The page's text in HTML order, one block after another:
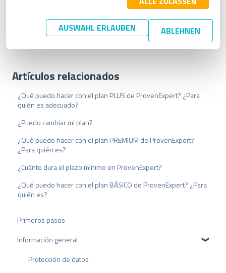
u
w
AUSWAHL ERLAUBEN ABLEHNEN
Artículos relacionados
¿Qué puedo hacer con el plan PLUS de ProvenExpert? ¿Para
quién es adecuado?
¿Puedo cambiar mi plan?
¿Qué puedo hacer con el plan PREMIUM de ProvenExpert?
¿Para quién es?
¿Cuánto dura el plazo mínimo en ProvenExpert?
¿Qué puedo hacer con el plan BÁSICO de ProvenExpert? ¿Para
quién es?
Primeros pasos
Información general
Protección de datos